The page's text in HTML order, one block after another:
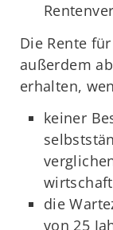
Die Rente
außerdem
erhalten,
keiner
die
von 25